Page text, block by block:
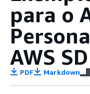
para o
AWS
PDF Markdown